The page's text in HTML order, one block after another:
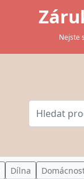
Nejste
Dílna